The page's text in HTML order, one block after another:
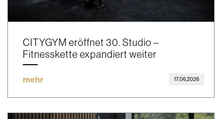
CITYGYM eröffnet 30. Studio –
Fitnesskette expandiert weiter
mehr 17.06.2026